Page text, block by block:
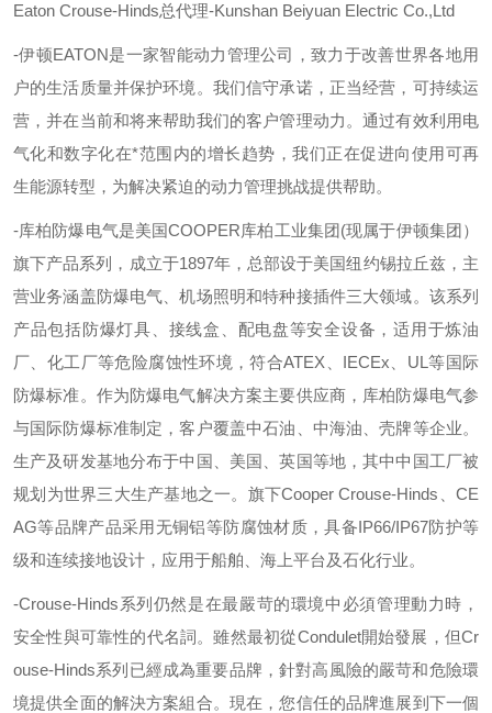
Eaton Crouse-Hinds总代理-Kunshan Beiyuan Electric Co.,Ltd
-伊顿EATON是一家智能动力管理公司，致力于改善世界各地用
户的生活质量并保护环境。我们信守承诺，正当经营，可持续运
营，并在当前和将来帮助我们的客户管理动力。通过有效利用电
气化和数字化在*范围内的增长趋势，我们正在促进向使用可再
生能源转型，为解决紧迫的动力管理挑战提供帮助。
-库柏防爆电气是美国COOPER库柏工业集团(现属于伊顿集团）
旗下产品系列，成立于1897年，总部设于美国纽约锡拉丘兹，主
营业务涵盖防爆电气、机场照明和特种接插件三大领域。该系列
产品包括防爆灯具、接线盒、配电盘等安全设备，适用于炼油
厂、化工厂等危险腐蚀性环境，符合ATEX IECEx UL 等国际
防爆标准。作为防爆电气解决方案主要供应商，库柏防爆电气参
与国际防爆标准制定，客户覆盖中石油、中海油、壳牌等企业。
生产及研发基地分布于中国、美国、英国等地，其中中国工厂被
规划为世界三大生产基地之一。旗下Cooper Crouse-Hinds 、CE
AG等品牌产品采用无铜铝等防腐蚀材质，具备IP66/IP67防护等
级和连续接地设计，应用于船舶、海上平台及石化行业。
-Crouse-Hinds系列仍然是在最嚴苛的環境中必須管理動力時，
安全性與可靠性的代名詞。雖然最初從Condulet開始發展，但Cr
ouse-Hinds系列已經成為重要品牌，針對高風險的嚴苛和危險環
境提供全面的解決方案組合。現在，您信任的品牌進展到下一個